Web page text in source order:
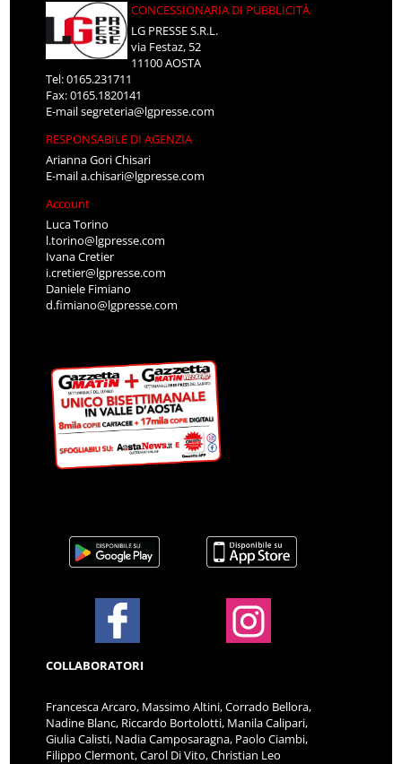
CONCESSIONARIA DI PUBBLICITÀ
LG PRESSE S.R.L.
via Festaz, 52
11100 AOSTA
Tel: 0165.231711
Fax: 0165.1820141
E-mailsegreteria@lgpresse.com
RESPONSABILE DI AGENZIA
Arianna Gori Chisari
E-maila.chisari@lgpresse.com
Account
Luca Torino
l.torino@lgpresse.com
Ivana Cretier
i.cretier@lgpresse.com
Daniele Fimiano
d.fimiano@lgpresse.com
COLLABORATORI
Francesca Arcaro, Massimo Altini, Corrado Bellora,
Nadine Blanc, Riccardo Bortolotti, Manila Calipari,
Giulia Calisti, Nadia Camposaragna, Paolo Ciambi,
Filippo Clermont, Carol Di Vito, Christian Leo